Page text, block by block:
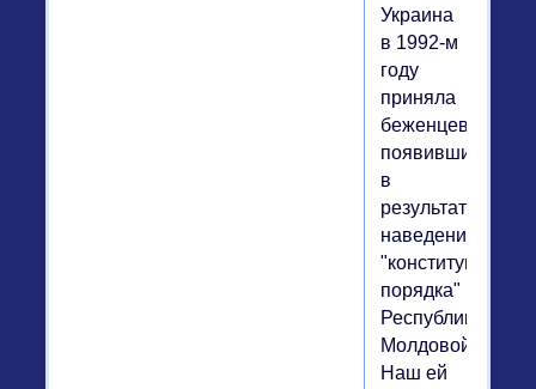
Украина
в 1992-м
году
приняла
беженцев,
появившихся
в
результате
наведения
порядка"
Республикой
Молдовой.
Наш ей